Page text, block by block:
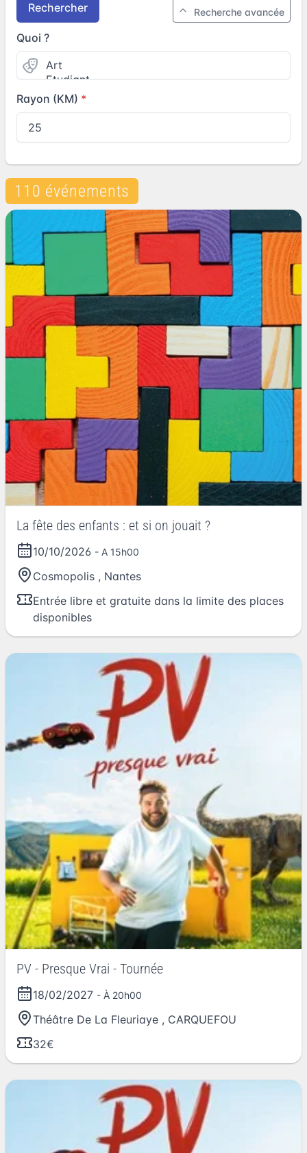
Rechercher Recherche avancée
Quoi ?
Rayon (KM)
110 événements
La fête des enfants : et si on jouait ?
10/10/2026 - A 15h00
Cosmopolis , Nantes
Entrée libre et gratuite dans la limite des places
disponibles
PV - Presque Vrai - Tournée
18/02/2027 - À 20h00
Théâtre De La Fleuriaye , CARQUEFOU
32€